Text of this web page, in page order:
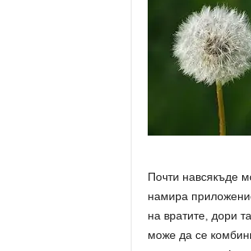
Почти навсякъде
намира
на вратите, дори
може да се